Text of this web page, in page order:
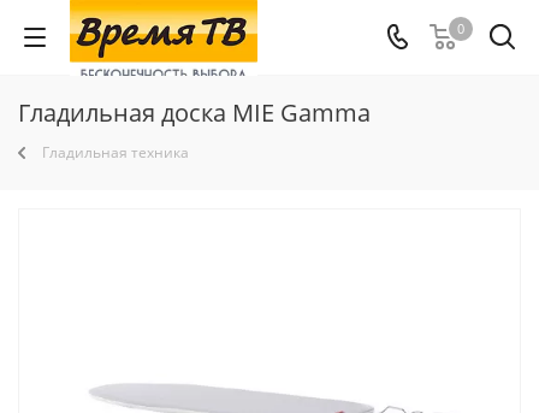
0
Гладильная доска MIE Gamma
Гладильная техника